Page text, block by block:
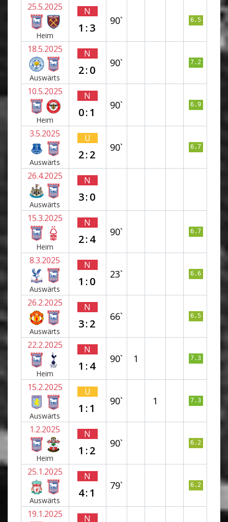
25.5.2025
Heim
N
1:3
90` 6.5
18.5.2025
Auswärts
N
2:0
90` 7.2
10.5.2025
Heim
N
0:1
90` 6.9
3.5.2025
Auswärts
U
2:2
90` 6.7
26.4.2025
Auswärts
N
3:0
15.3.2025
Heim
N
2:4
90` 6.7
8.3.2025
Auswärts
N
1:0
23` 6.6
26.2.2025
Auswärts
N
3:2
66` 6.5
22.2.2025
Heim
N
1:4
90` 1 7.3
15.2.2025
Auswärts
U
1:1
90` 1 7.3
1.2.2025
Heim
N
1:2
90` 6.2
25.1.2025
Auswärts
N
4:1
79` 6.2
19.1.2025 N